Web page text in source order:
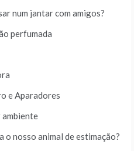
num jantar com amigos?
perfumada
e Aparadores
ambiente
o nosso animal de estimação?